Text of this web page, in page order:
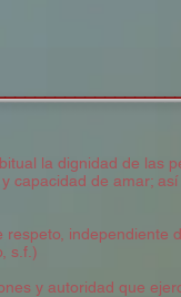
la dignidad de las
capacidad de amar;
independiente
s.f.)
y autoridad que